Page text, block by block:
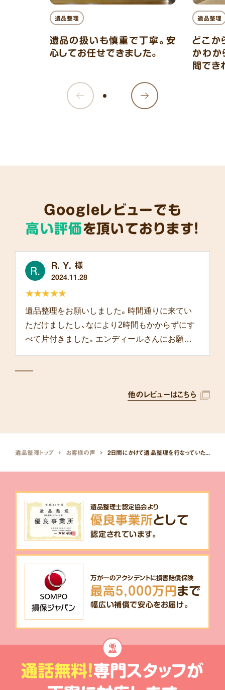
遺品整理
遺品の扱いも慎重で丁寧。安
心してお任せできました。
遺品整理
どこか
かわか
間でき
Googleレビューでも
高い評価を頂いております!
R. Y. 様
2024.11.28
遺品整理をお願いしました。時間通りに来てい
ただけましたし、なにより2時間もかからずにす
べて片付きました。エンディールさんにお願い
★★★★★
他のレビューはこちら
遺品整理トップ お客様の声 2日間にかけて遺品整理を行なっていただきました。
遺品整理士認定協会より
優良事業所として
認定されています。
万が一のアクシデントに損害賠償保険
最高5,000万円まで
幅広い補償で安心をお届け。
通話無料!専門スタッフが